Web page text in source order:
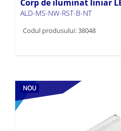
Corp de iluminat liniar
ALD-MS-NW-RST-B-NT
Codul produsului: 38048
NOU